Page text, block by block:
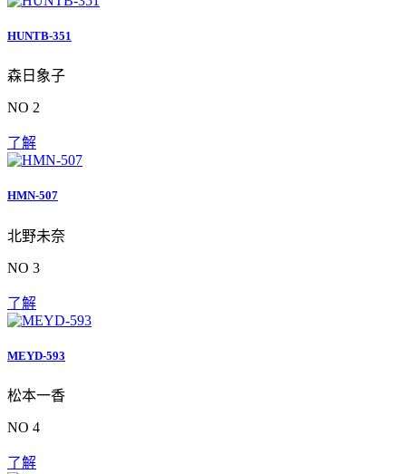
HUNTB-351
森日象子
NO 2
了解
HMN-507
北野未奈
NO 3
了解
MEYD-593
松本一香
NO 4
了解